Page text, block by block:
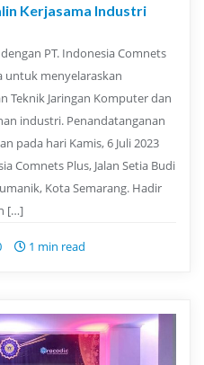
Kerjasama Industri
PT. Indonesia Comnets
untuk menyelaraskan
Teknik Jaringan Komputer dan
industri. Penandatanganan
pada hari Kamis, 6 Juli 2023
Comnets Plus, Jalan Setia Budi
Kota Semarang. Hadir
[…]
1 min read